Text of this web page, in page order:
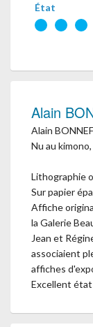
État
Alain
Alain
Nu au
Lithographie
Sur papier
Affiche
la Galerie
Jean et
associaient
affiches
Excellent état